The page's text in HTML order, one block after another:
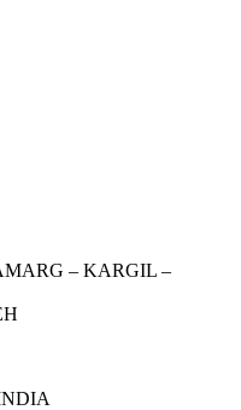
– KARGIL –